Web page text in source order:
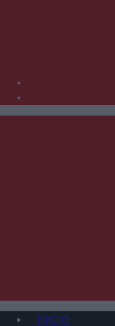
INICIO